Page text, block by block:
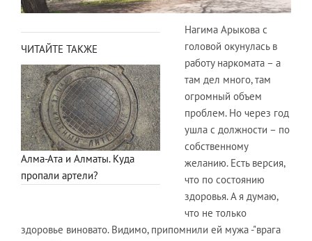
ЧИТАЙТЕ ТАКЖЕ
Алма-Ата и Алматы. Куда
пропали артели?
Нагима Арыкова с
головой окунулась в
работу наркомата – а
там дел много, там
огромный объем
проблем. Но через год
ушла с должности – по
собственному
желанию. Есть версия,
что по состоянию
здоровья. А я думаю,
что не только
здоровье виновато. Видимо, припомнили ей мужа -"врага